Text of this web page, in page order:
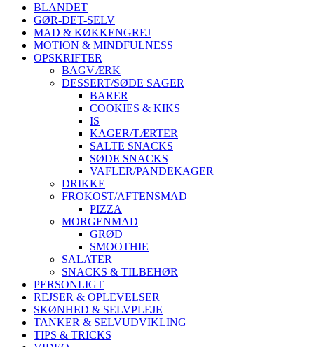
BLANDET
GØR-DET-SELV
MAD & KØKKENGREJ
MOTION & MINDFULNESS
OPSKRIFTER
BAGVÆRK
DESSERT/SØDE SAGER
BARER
COOKIES & KIKS
IS
KAGER/TÆRTER
SALTE SNACKS
SØDE SNACKS
VAFLER/PANDEKAGER
DRIKKE
FROKOST/AFTENSMAD
PIZZA
MORGENMAD
GRØD
SMOOTHIE
SALATER
SNACKS & TILBEHØR
PERSONLIGT
REJSER & OPLEVELSER
SKØNHED & SELVPLEJE
TANKER & SELVUDVIKLING
TIPS & TRICKS